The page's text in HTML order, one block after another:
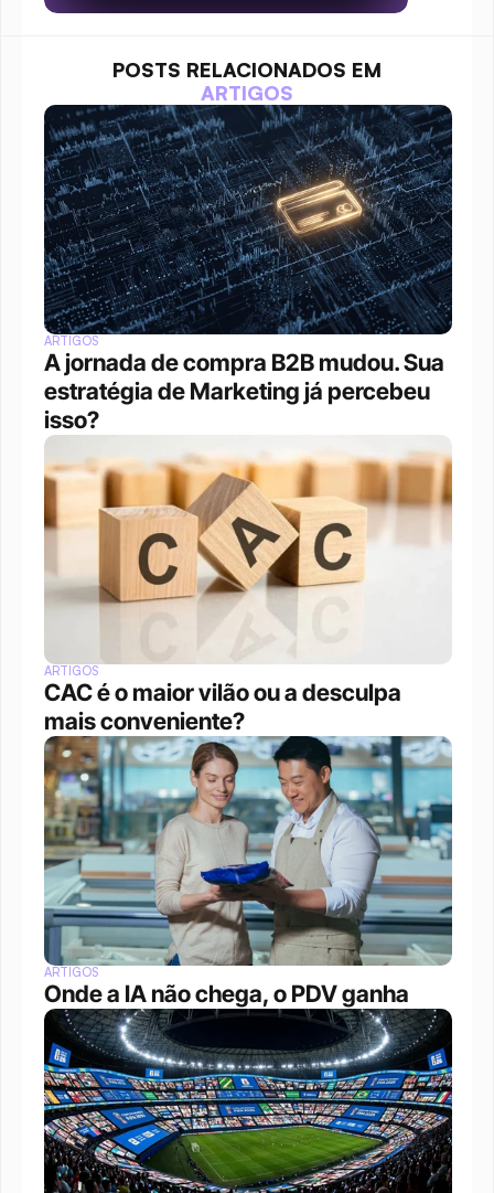
POSTS RELACIONADOS EM
ARTIGOS
ARTIGOS
A jornada de compra B2B mudou. Sua
estratégia de Marketing já percebeu
isso?
ARTIGOS
CAC é o maior vilão ou a desculpa
mais conveniente?
ARTIGOS
Onde a IA não chega, o PDV ganha